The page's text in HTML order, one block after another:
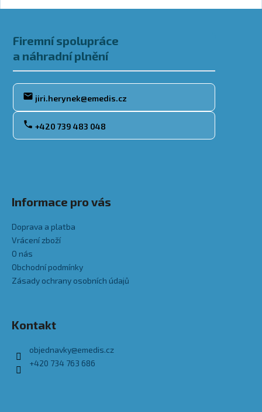
Firemní spolupráce
a náhradní plnění
jiri.herynek@emedis.cz
+420 739 483 048
Informace pro vás
Doprava a platba
Vrácení zboží
O nás
Obchodní podmínky
Zásady ochrany osobních údajů
Kontakt
objednavky@emedis.cz
+420 734 763 686